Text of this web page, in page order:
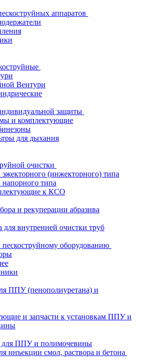
аппаратов
Вентури
защиты
и комплектующие
для дыхания
очистки
(инжекторного) типа
типа
к КСО
и рекуперации абразива
для внутренней очистки труб
пескоструйному оборудованию
ППУ (пенополиуретана) и
и запчасти к установкам ППУ и
для ППУ и полимочевины
инъекции смол, раствора и бетона